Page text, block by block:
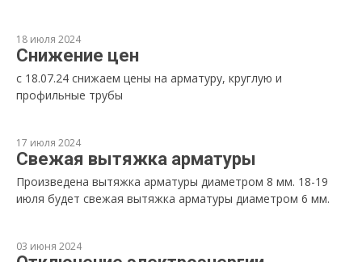
18 июля 2024
Снижение цен
с 18.07.24 снижаем цены на арматуру, круглую и
профильные трубы
17 июля 2024
Свежая вытяжка арматуры
Произведена вытяжка арматуры диаметром 8 мм. 18-19
июля будет свежая вытяжка арматуры диаметром 6 мм.
03 июня 2024